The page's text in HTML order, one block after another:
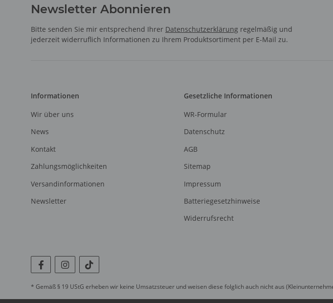
Newsletter Abonnieren
Bitte senden Sie mir entsprechend Ihrer Datenschutzerklärung regelmäßig und
jederzeit widerruflich Informationen zu Ihrem Produktsortiment per E-Mail zu.
Informationen
Wir über uns
News
Kontakt
Zahlungsmöglichkeiten
Versandinformationen
Newsletter
Gesetzliche Informationen
WR-Formular
Datenschutz
AGB
Sitemap
Impressum
Batteriegesetzhinweise
Widerrufsrecht
* Gemäß § 19 UStG erheben wir keine Umsatzsteuer und weisen diese folglich auch nicht aus